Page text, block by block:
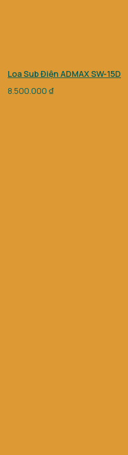
Loa Sub Điện ADMAX SW-15D
8.500.000 ₫